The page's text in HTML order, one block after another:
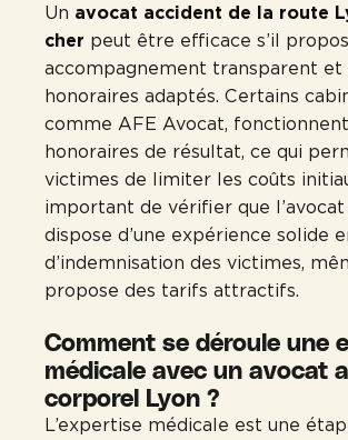
Un avocat accident de la route
cher peut être efficace s’il
accompagnement transparent et
honoraires adaptés. Certains
comme AFE Avocat,
honoraires de résultat, ce qui
victimes de limiter les coûts
important de vérifier que l’avocat
dispose d’une expérience solide
d’indemnisation des victimes,
propose des tarifs attractifs.
Comment se déroule une
médicale avec un avocat
corporel Lyon ?
L’expertise médicale est une